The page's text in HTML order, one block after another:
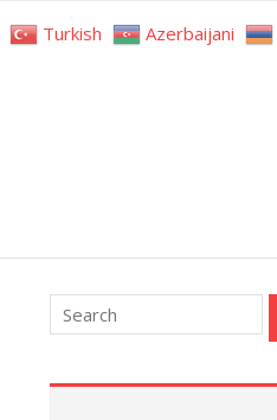
Turkish Azerbaijani